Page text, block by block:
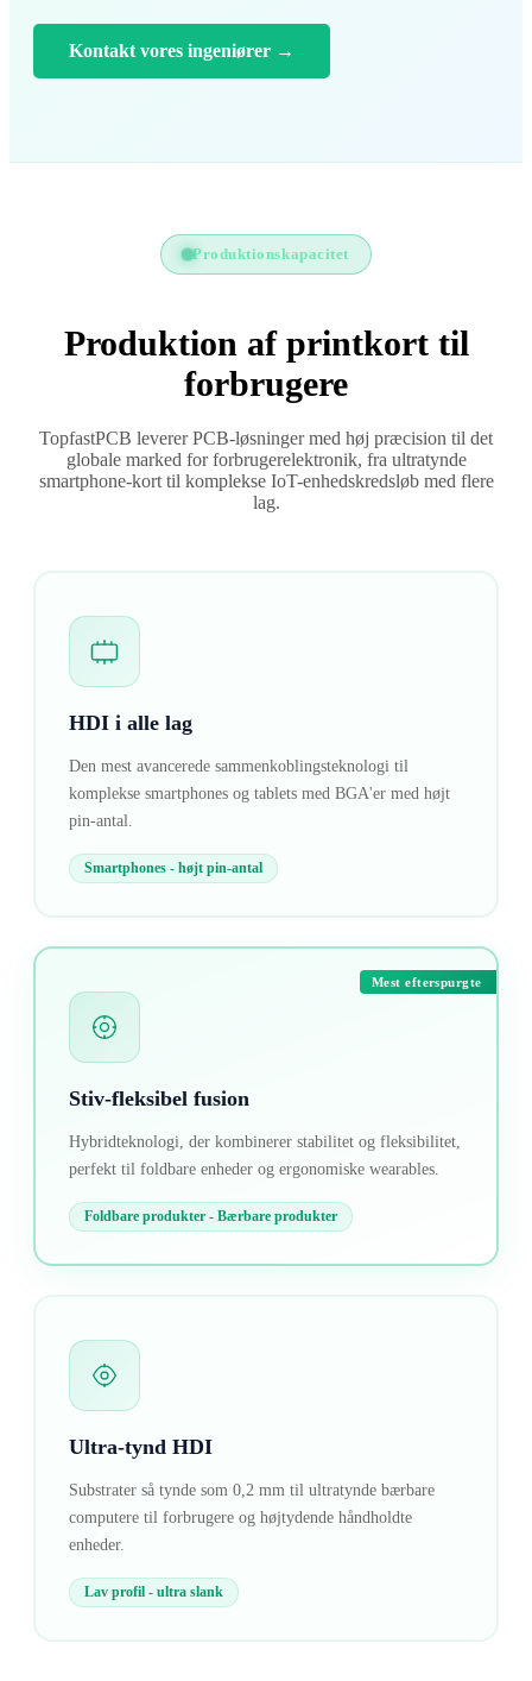
Kontakt vores ingeniører →
Produktionskapacitet
Produktion af printkort til
forbrugere
TopfastPCB leverer PCB-løsninger med høj præcision til det
globale marked for forbrugerelektronik, fra ultratynde
smartphone-kort til komplekse IoT-enhedskredsløb med flere
lag.
HDI i alle lag
Den mest avancerede sammenkoblingsteknologi til
komplekse smartphones og tablets med BGA'er med højt
pin-antal.
Smartphones - højt pin-antal
Stiv-fleksibel fusion
Hybridteknologi, der kombinerer stabilitet og fleksibilitet,
perfekt til foldbare enheder og ergonomiske wearables.
Foldbare produkter - Bærbare produkter
Mest efterspurgte
Ultra-tynd HDI
Substrater så tynde som 0,2 mm til ultratynde bærbare
computere til forbrugere og højtydende håndholdte
enheder.
Lav profil - ultra slank